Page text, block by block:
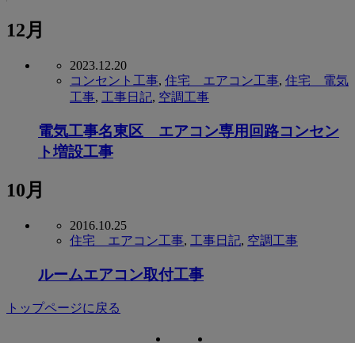
12月
2023.12.20
コンセント工事, 住宅 エアコン工事, 住宅 電気
工事, 工事日記, 空調工事
電気工事名東区 エアコン専用回路コンセン
ト増設工事
10月
2016.10.25
住宅 エアコン工事, 工事日記, 空調工事
ルームエアコン取付工事
トップページに戻る